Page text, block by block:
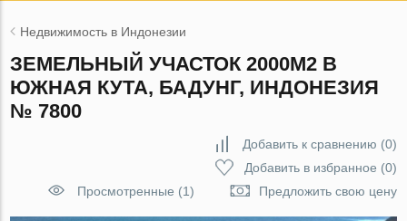
Недвижимость в Индонезии
ЗЕМЕЛЬНЫЙ УЧАСТОК 2000М2 В
ЮЖНАЯ КУТА, БАДУНГ, ИНДОНЕЗИЯ
№ 7800
Добавить к сравнению (0)
Добавить в избранное (0)
Просмотренные (1)
Предложить свою цену